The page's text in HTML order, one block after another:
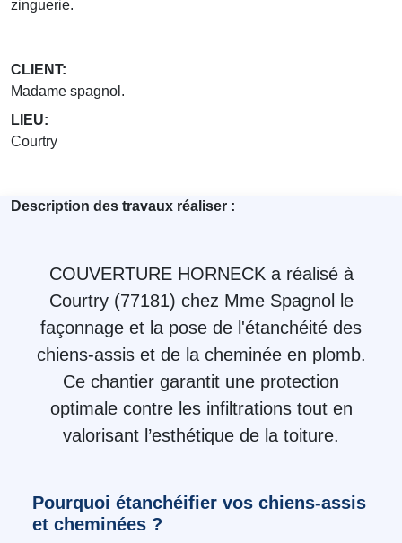
zinguerie.
CLIENT:
Madame spagnol.
LIEU:
Courtry
Description des travaux réaliser :
COUVERTURE HORNECK a réalisé à
Courtry (77181) chez Mme Spagnol
le
façonnage et la pose de l'étanchéité des
chiens-assis et de la cheminée en plomb.
Ce chantier garantit une protection
optimale contre les infiltrations tout en
valorisant l’esthétique de la toiture.
Pourquoi étanchéifier vos chiens-assis
et cheminées ?